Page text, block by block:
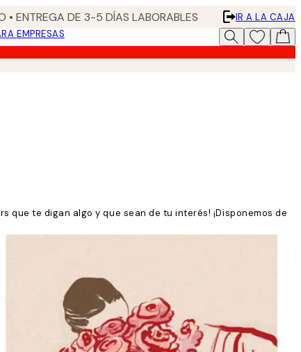
• ENTREGA DE 3-5 DÍAS LABORABLES
IR A LA CAJA
EMPRESAS
que te digan algo y que sean de tu interés! ¡Disponemos de